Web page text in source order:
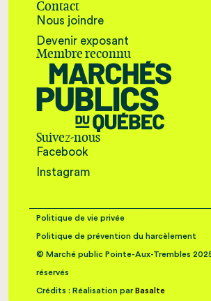
Contact
Nous joindre
Devenir exposant
Membre reconnu
Suivez-nous
Facebook
Instagram
Politique de vie privée
Politique de prévention du harcèlement
© Marché public Pointe-Aux-Trembles
réservés
Crédits : Réalisation par Basalte